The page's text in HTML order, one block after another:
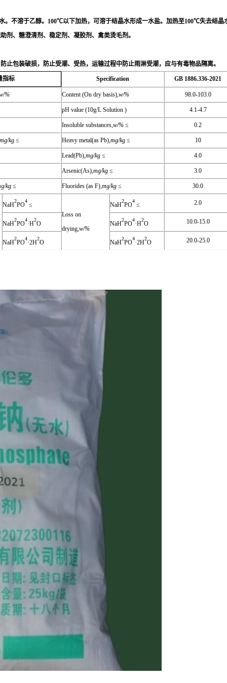
不溶于乙醇。100℃以下加热，可溶于结晶水形成一水盐。加热至100℃失去结晶
剂、糖澄清剂、稳定剂、凝胶剂、禽类烫毛剂。
包装破损，防止受潮、受热，运输过程中防止雨淋受潮，应与有毒物品隔离。
指标 Specification GB 1886.336-2021
% Content (On dry basis),w/% 98.0-103.0
pH value (10g/L Solution ) 4.1-4.7
Insoluble substances,w/% ≤ 0.2
mg/kg ≤ Heavy metal(as Pb),mg/kg ≤ 10
Lead(Pb),mg/kg ≤ 4.0
Arsenic(As),mg/kg ≤ 3.0
kg ≤ Fluorides (as F),mg/kg ≤ 30.0
NaH
2
PO
4
≤
Loss on
drying,w/%
NaH
2
PO
4
≤ 2.0
NaH
2
PO
4
·H
2
O NaH
2
PO
4
·H
2
O 10.0-15.0
NaH
2
PO
4
·2H
2
O NaH
2
PO
4
·2H
2
O 20.0-25.0